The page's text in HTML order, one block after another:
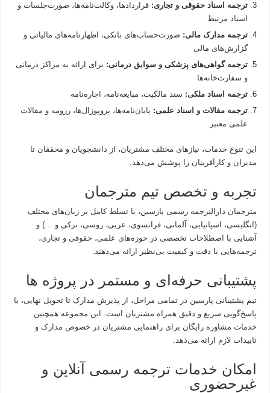
ترجمه اسناد حقوقی و تجاری:قراردادها، وکالت‌نامه‌ها، صورت‌جلسات و
اسناد مرتبط
ترجمه مدارک مالی: صورت‌حساب‌های بانکی، اظهارنامه‌های مالیاتی و
گزارش‌های مالی
ترجمه گواهی‌های پزشکی و سوابق درمانی: برای ارائه به مراکز درمانی
و سفارت‌خانه‌ها
ترجمه اسناد ملکی: سند مالکیت، مبایعه‌نامه، اجاره‌نامه
ترجمه مقالات و اسناد علمی: پایان‌نامه‌ها، پروپوزال‌ها، رزومه و مقالات
علمی معتبر
این تنوع خدمات، نیازهای مختلف مشتریان، از دانشجویان و محققان تا
مدیران و کارآفرینان را پوشش می‌دهد.
تجربه و تخصص تیم مترجمان
مترجمان دارالترجمه رسمی پارسین، با تسلط کامل بر زبان‌های مختلف
(انگلیسی، اسپانیایی، آلمانی، فرانسوی، عربی، روسی، ترکی و …) و
آشنایی با اصطلاحات تخصصی در حوزه‌های علمی، حقوقی و تجاری،
ترجمه‌هایی با دقت و کیفیت بی‌نظیر ارائه می‌دهند.
پشتیبانی حرفه‌ای و مستمر در پروژه ها
تیم پشتیبانی پارسین در تمامی مراحل، از پذیرش مدارک تا تحویل نهایی، با
پاسخ‌گویی سریع و دقیق همراه مشتریان است. این مجموعه همچنین
خدمات مشاوره رایگان برای راهنمایی مشتریان در خصوص مدارک و
تاییدات لازم ارائه می‌دهد.
امکان خدمات ترجمه رسمی آنلاین و
غیرحضوری